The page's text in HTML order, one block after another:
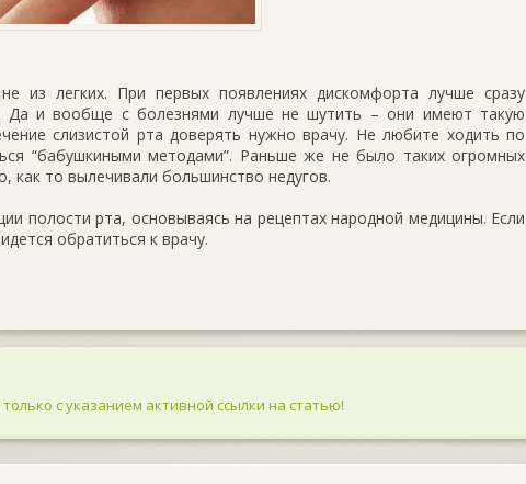
из легких. При первых появлениях дискомфорта лучше сразу
Да и вообще с болезнями лучше не шутить – они имеют такую
слизистой рта доверять нужно врачу. Не любите ходить по
“бабушкиными методами”. Раньше же не было таких огромных
как то вылечивали большинство недугов.
полости рта, основываясь на рецептах народной медицины. Если
обратиться к врачу.
с указанием активной ссылки на статью!